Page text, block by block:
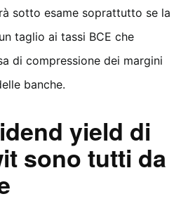
sotto esame soprattutto se la
taglio ai tassi BCE che
di compressione dei margini
banche.
yield di
sono tutti da